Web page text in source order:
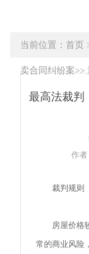
当前位置： 首页
卖合同纠纷案>>
最高法裁判
作者
裁判规则
房屋价格较
常的商业风险